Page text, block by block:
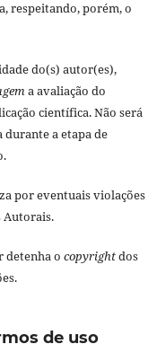
respeitando, porém, o
do(s) autor(es),
a avaliação do
científica. Não será
a etapa de
por eventuais violações
Autorais.
detenha o copyrightdos
de uso